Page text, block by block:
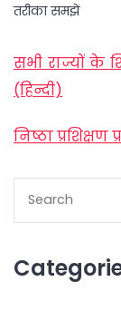
तरीका समझें
सभी राज्यों के
(हिन्दी)
निष्ठा प्रशिक्षण